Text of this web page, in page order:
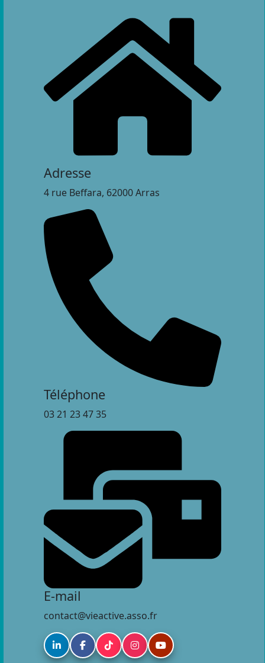
Adresse
4 rue Beffara, 62000 Arras
Téléphone
03 21 23 47 35
E-mail
contact@vieactive.asso.fr